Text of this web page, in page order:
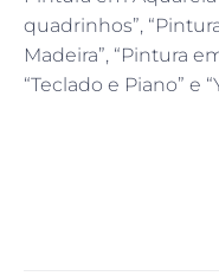
quadrinhos”,
Madeira”, “Pintura
“Teclado e Piano” e